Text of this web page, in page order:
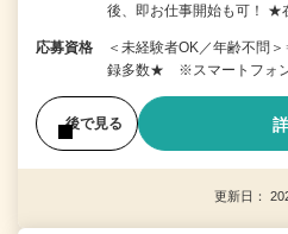
後、即お仕事開始も可！
応募資格
＜未経験者OK／年齢不問
録多数★ ※スマートフォン
後で見る
更新日：